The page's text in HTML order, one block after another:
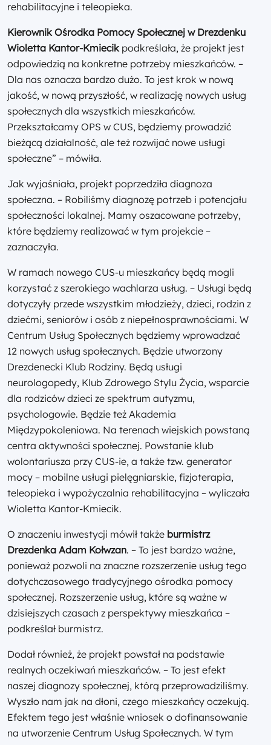
rehabilitacyjne i teleopieka.
Kierownik Ośrodka Pomocy Społecznej w Drezdenku
Wioletta Kantor-Kmiecikpodkreślała, że projekt jest
odpowiedzią na konkretne potrzeby mieszkańców. –
Dla nas oznacza bardzo dużo. To jest krok w nową
jakość, w nową przyszłość, w realizację nowych usług
społecznych dla wszystkich mieszkańców.
Przekształcamy OPS w CUS, będziemy prowadzić
bieżącą działalność, ale też rozwijać nowe usługi
społeczne” – mówiła.
Jak wyjaśniała, projekt poprzedziła diagnoza
społeczna. – Robiliśmy diagnozę potrzeb i potencjału
społeczności lokalnej. Mamy oszacowane potrzeby,
które będziemy realizować w tym projekcie –
zaznaczyła.
W ramach nowego CUS-u mieszkańcy będą mogli
korzystać z szerokiego wachlarza usług. – Usługi będą
dotyczyły przede wszystkim młodzieży, dzieci, rodzin z
dziećmi, seniorów i osób z niepełnosprawnościami. W
Centrum Usług Społecznych będziemy wprowadzać
12 nowych usług społecznych. Będzie utworzony
Drezdenecki Klub Rodziny. Będą usługi
neurologopedy, Klub Zdrowego Stylu Życia, wsparcie
dla rodziców dzieci ze spektrum autyzmu,
psychologowie. Będzie też Akademia
Międzypokoleniowa. Na terenach wiejskich powstaną
centra aktywności społecznej. Powstanie klub
wolontariusza przy CUS-ie, a także tzw. generator
mocy – mobilne usługi pielęgniarskie, fizjoterapia,
teleopieka i wypożyczalnia rehabilitacyjna – wyliczała
Wioletta Kantor-Kmiecik.
O znaczeniu inwestycji mówił także burmistrz
Drezdenka Adam Kołwzan. – To jest bardzo ważne,
ponieważ pozwoli na znaczne rozszerzenie usług tego
dotychczasowego tradycyjnego ośrodka pomocy
społecznej. Rozszerzenie usług, które są ważne w
dzisiejszych czasach z perspektywy mieszkańca –
podkreślał burmistrz.
Dodał również, że projekt powstał na podstawie
realnych oczekiwań mieszkańców. – To jest efekt
naszej diagnozy społecznej, którą przeprowadziliśmy.
Wyszło nam jak na dłoni, czego mieszkańcy oczekują.
Efektem tego jest właśnie wniosek o dofinansowanie
na utworzenie Centrum Usług Społecznych. W tym